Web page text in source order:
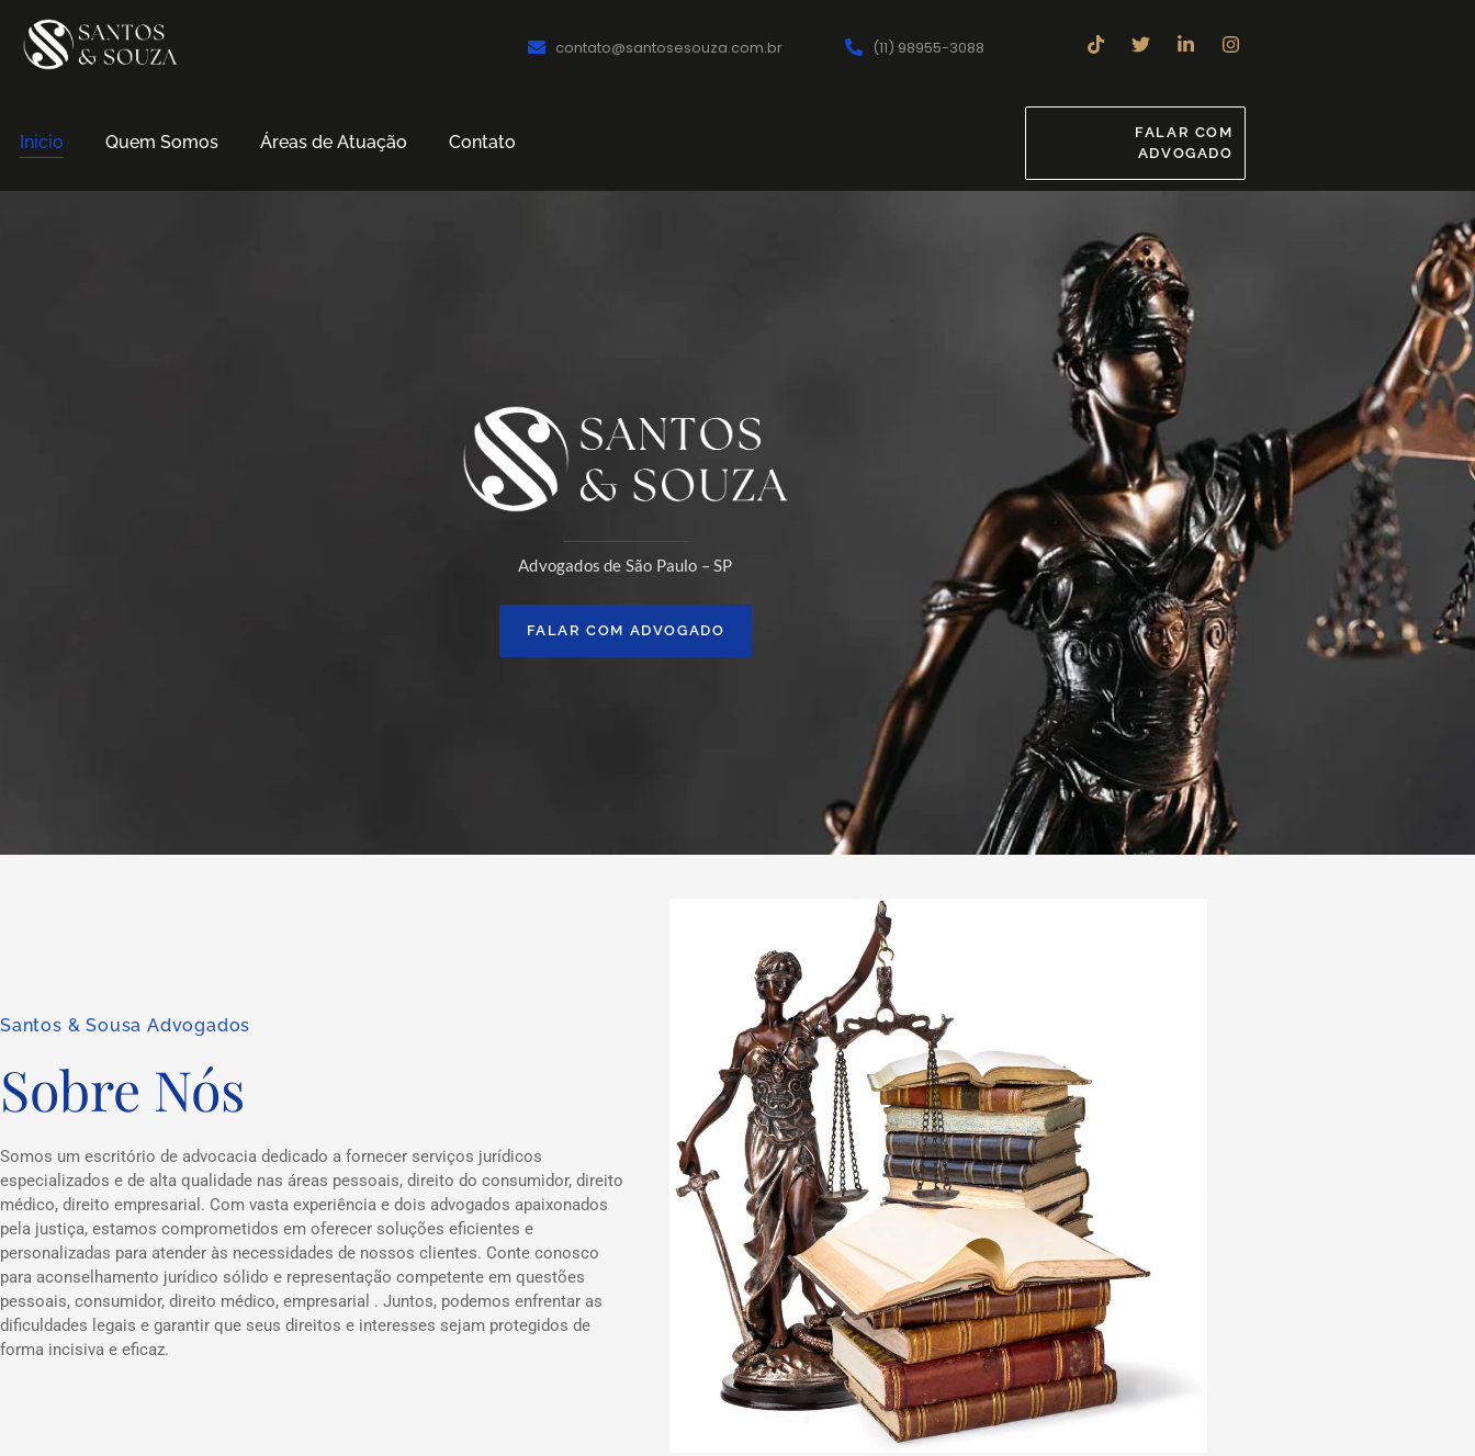
contato@santosesouza.com.br (11) 98955-3088
Inicio Quem Somos Áreas de Atuação Contato
FALAR COM
ADVOGADO
Advogados de São Paulo – SP
FALAR COM ADVOGADO
Santos & Sousa Advogados
Sobre Nós
Somos um escritório de advocacia dedicado a fornecer serviços jurídicos
especializados e de alta qualidade nas áreas pessoais, direito do consumidor, direito
médico, direito empresarial. Com vasta experiência e dois advogados apaixonados
pela justiça, estamos comprometidos em oferecer soluções eficientes e
personalizadas para atender às necessidades de nossos clientes. Conte conosco
para aconselhamento jurídico sólido e representação competente em questões
pessoais, consumidor, direito médico, empresarial . Juntos, podemos enfrentar as
dificuldades legais e garantir que seus direitos e interesses sejam protegidos de
forma incisiva e eficaz.